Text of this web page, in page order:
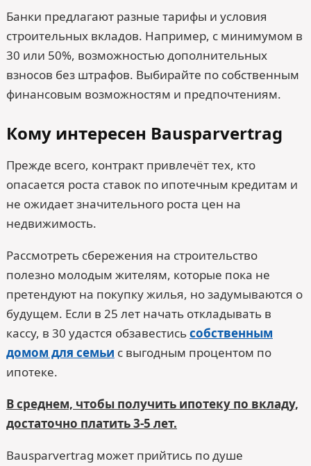
Банки предлагают разные тарифы и условия
строительных вкладов. Например, с минимумом в
30 или 50%, возможностью дополнительных
взносов без штрафов. Выбирайте по собственным
финансовым возможностям и предпочтениям.
Кому интересен Bausparvertrag
Прежде всего, контракт привлечёт тех, кто
опасается роста ставок по ипотечным кредитам и
не ожидает значительного роста цен на
недвижимость.
Рассмотреть сбережения на строительство
полезно молодым жителям, которые пока не
претендуют на покупку жилья, но задумываются о
будущем. Если в 25 лет начать откладывать в
кассу, в 30 удастся обзавестисьсобственным
домом для семьи с выгодным процентом по
ипотеке.
В среднем, чтобы получить ипотеку по вкладу,
достаточно платить 3-5 лет.
Bausparvertrag может прийтись по душе